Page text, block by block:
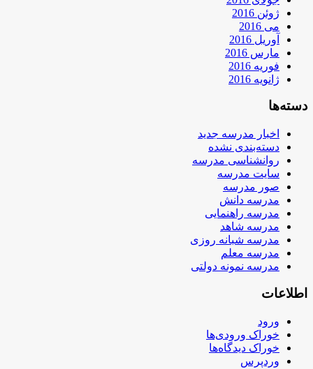
ژوئن 2016
می 2016
آوریل 2016
مارس 2016
فوریه 2016
ژانویه 2016
دسته‌ها
اخبار مدرسه جدید
دسته‌بندی نشده
روانشناسی مدرسه
سایت مدرسه
صور مدرسه
مدرسه دانش
مدرسه راهنمایی
مدرسه شاهد
مدرسه شبانه روزی
مدرسه معلم
مدرسه نمونه دولتی
اطلاعات
ورود
خوراک ورودی‌ها
خوراک دیدگاه‌ها
وردپرس